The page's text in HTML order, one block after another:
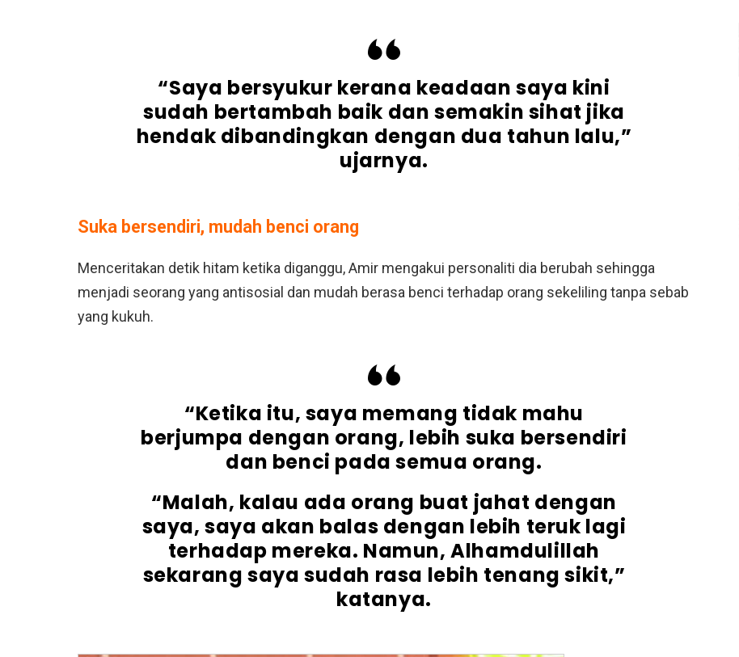
“Saya bersyukur kerana keadaan saya kini
sudah bertambah baik dan semakin sihat jika
hendak dibandingkan dengan dua tahun lalu,”
ujarnya.
Suka bersendiri, mudah benci orang
Menceritakan detik hitam ketika diganggu, Amir mengakui personaliti dia berubah sehingga
menjadi seorang yang antisosial dan mudah berasa benci terhadap orang sekeliling tanpa sebab
yang kukuh.
“Ketika itu, saya memang tidak mahu
berjumpa dengan orang, lebih suka bersendiri
dan benci pada semua orang.
“Malah, kalau ada orang buat jahat dengan
saya, saya akan balas dengan lebih teruk lagi
terhadap mereka. Namun, Alhamdulillah
sekarang saya sudah rasa lebih tenang sikit,”
katanya.